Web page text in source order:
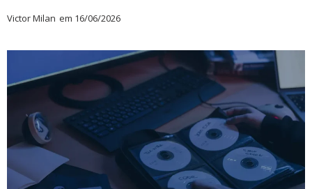
Victor Milan em 16/06/2026